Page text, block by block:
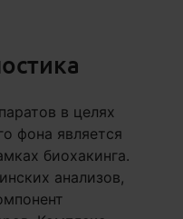
в целях
фона является
биохакинга.
анализов,